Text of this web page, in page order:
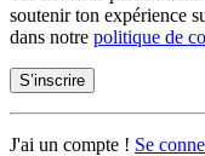
soutenir ton expérience
dans notre politique de
S’inscrire
J'ai un compte ! Se